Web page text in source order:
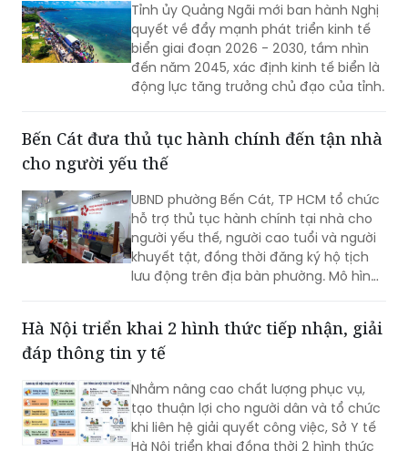
Tỉnh ủy Quảng Ngãi mới ban hành Nghị
quyết về đẩy mạnh phát triển kinh tế
biển giai đoạn 2026 - 2030, tầm nhìn
đến năm 2045, xác định kinh tế biển là
động lực tăng trưởng chủ đạo của tỉnh.
Bến Cát đưa thủ tục hành chính đến tận nhà
cho người yếu thế
UBND phường Bến Cát, TP HCM tổ chức
hỗ trợ thủ tục hành chính tại nhà cho
người yếu thế, người cao tuổi và người
khuyết tật, đồng thời đăng ký hộ tịch
lưu động trên địa bàn phường. Mô hình
Hà Nội triển khai 2 hình thức tiếp nhận, giải
đáp thông tin y tế
Nhằm nâng cao chất lượng phục vụ,
tạo thuận lợi cho người dân và tổ chức
khi liên hệ giải quyết công việc, Sở Y tế
Hà Nội triển khai đồng thời 2 hình thức